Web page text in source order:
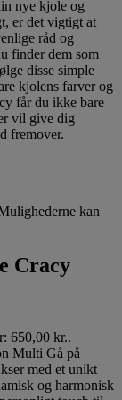
kan
Cracy
650,00 kr..